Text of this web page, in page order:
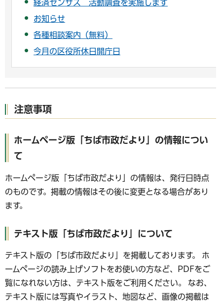
経済センサス 活動調査を実施します
お知らせ
各種相談案内（無料）
今月の区役所休日開庁日
注意事項
ホームページ版「ちば市政だより」の情報につい
て
ホームページ版「ちば市政だより」の情報は、発行日時点
のものです。掲載の情報はその後に変更となる場合があり
ます。
テキスト版「ちば市政だより」について
テキスト版の「ちば市政だより」を掲載しております。 ホ
ームページの読み上げソフトをお使いの方など、PDFをご
覧になれない方は、テキスト版をご利用ください。 なお、
テキスト版には写真やイラスト、地図など、画像の掲載は